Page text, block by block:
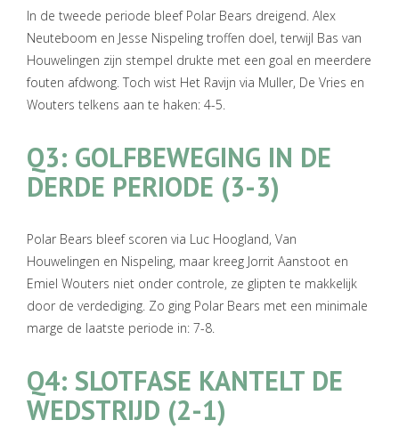
In de tweede periode bleef Polar Bears dreigend. Alex
Neuteboom en Jesse Nispeling troffen doel, terwijl Bas van
Houwelingen zijn stempel drukte met een goal en meerdere
fouten afdwong. Toch wist Het Ravijn via Muller, De Vries en
Wouters telkens aan te haken: 4-5.
Q3: GOLFBEWEGING IN DE
DERDE PERIODE (3-3)
Polar Bears bleef scoren via Luc Hoogland, Van
Houwelingen en Nispeling, maar kreeg Jorrit Aanstoot en
Emiel Wouters niet onder controle, ze glipten te makkelijk
door de verdediging. Zo ging Polar Bears met een minimale
marge de laatste periode in: 7-8.
Q4: SLOTFASE KANTELT DE
WEDSTRIJD (2-1)